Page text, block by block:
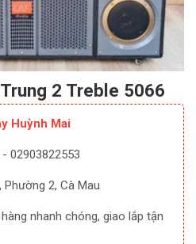
2 Treble 5066
Huỳnh Mai
02903822553
2, Cà Mau
nhanh chóng, giao lắp tận